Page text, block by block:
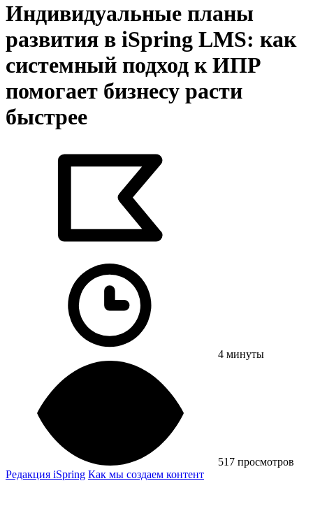
Индивидуальные планы
развития в iSpring LMS: как
системный подход к ИПР
помогает бизнесу расти
быстрее
4 минуты
517 просмотров
Редакция iSpring Как мы создаем контент